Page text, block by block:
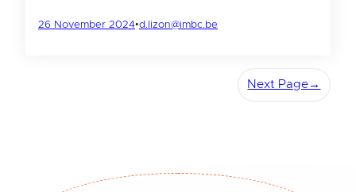
26 November 2024•d.lizon@imbc.be
Next Page →